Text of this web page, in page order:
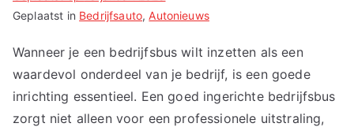
Geplaatst in Bedrijfsauto,Autonieuws
Wanneer je een bedrijfsbus wilt inzetten als een
waardevol onderdeel van je bedrijf, is een goede
inrichting essentieel. Een goed ingerichte bedrijfsbus
zorgt niet alleen voor een professionele uitstraling,